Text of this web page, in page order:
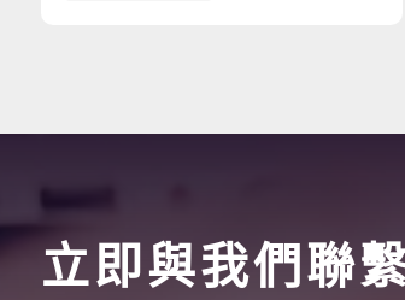
立即與我們聯